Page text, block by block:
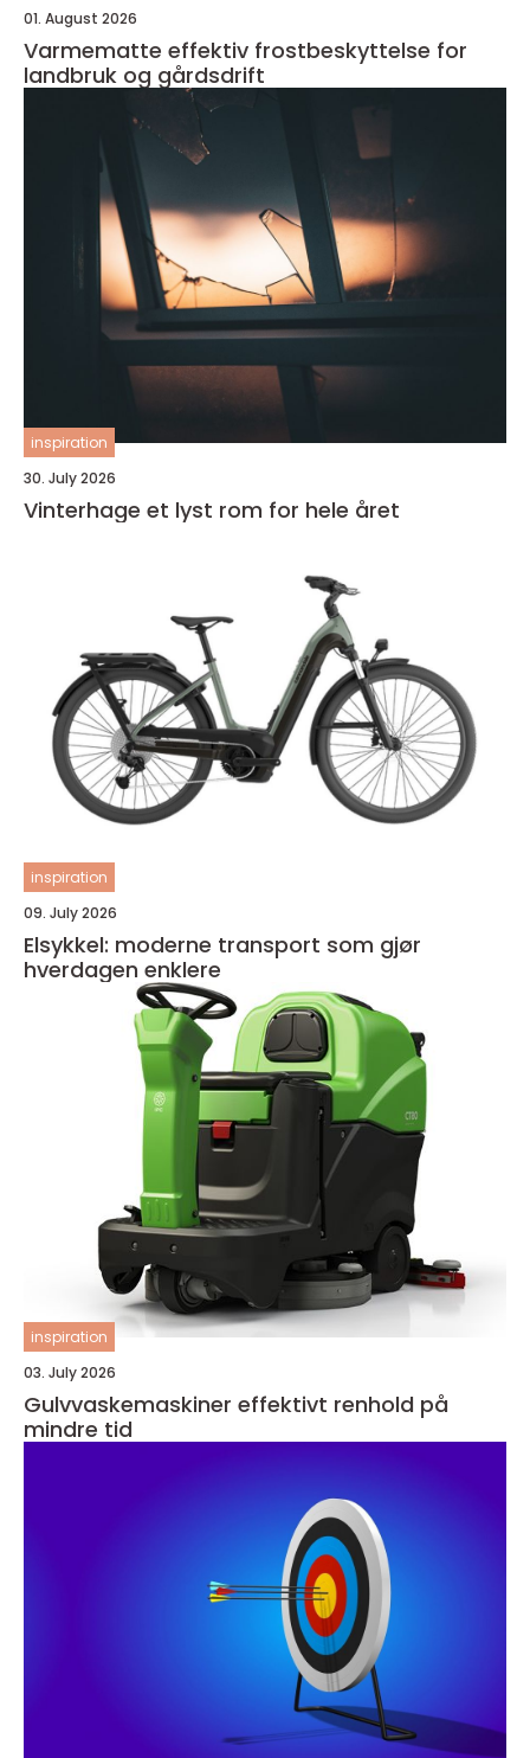
01. August 2026
Varmematte effektiv frostbeskyttelse for
landbruk og gårdsdrift
inspiration
30. July 2026
Vinterhage et lyst rom for hele året
inspiration
09. July 2026
Elsykkel: moderne transport som gjør
hverdagen enklere
inspiration
03. July 2026
Gulvvaskemaskiner effektivt renhold på
mindre tid